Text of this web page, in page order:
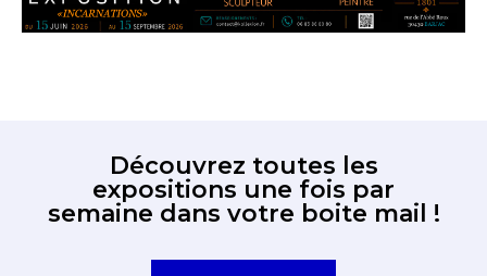
Découvrez toutes les
expositions une fois par
semaine dans votre boite mail !